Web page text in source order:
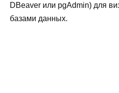
DBeaver или pgAdmin) для
базами данных.